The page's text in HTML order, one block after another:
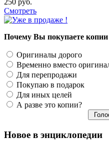
Смотреть
Почему Вы покупаете копии
Оригиналы дорого
Временно вместо
Для перепродажи
Покупаю в подарок
Для иных целей
А разве это копии?
Новое в энциклопедии